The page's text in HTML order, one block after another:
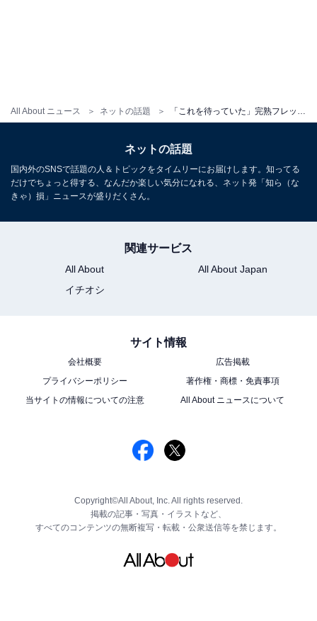
All About ニュース ネットの話題
ネットの話題
国内外のSNSで話題の人＆トピックをタイムリーにお届けします。知ってる
だけでちょっと得する、なんだか楽しい気分になれる、ネット発「知ら（な
きゃ）損」ニュースが盛りだくさん。
関連サービス
All About
All About Japan
イチオシ
サイト情報
会社概要
広告掲載
プライバシーポリシー
著作権・商標・免責事項
当サイトの情報についての注意
All About ニュースについて
Copyright©All About, Inc. All rights reserved.
掲載の記事・写真・イラストなど、
すべてのコンテンツの無断複写・転載・公衆送信等を禁じます。